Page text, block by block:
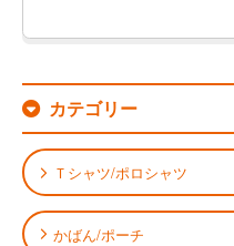
カテゴリー
Ｔシャツ/ポロシャツ
かばん/ポーチ